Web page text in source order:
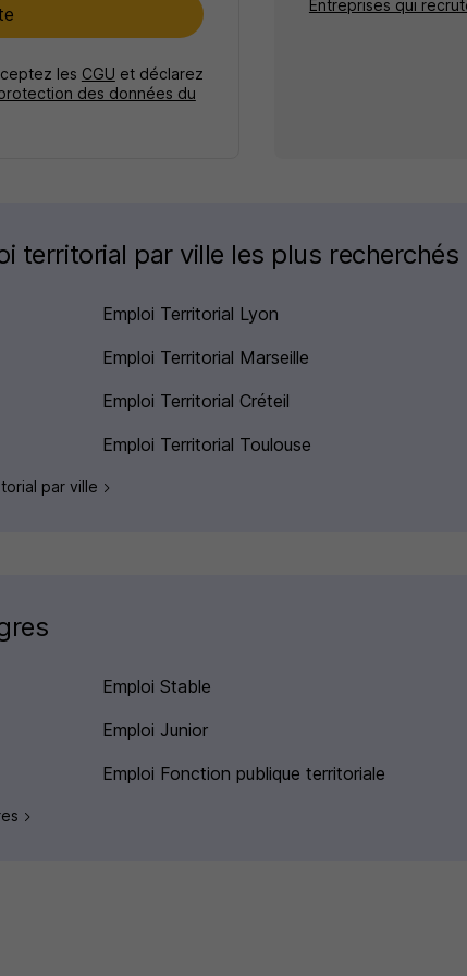
les CGU et déclarez
des données du
Entreprises qui
territorial par ville les plus recherchés
Emploi Territorial Lyon
Emploi Territorial Marseille
Emploi Territorial Créteil
Emploi Territorial Toulouse
par ville
Emploi Stable
Emploi Junior
Emploi Fonction publique territoriale